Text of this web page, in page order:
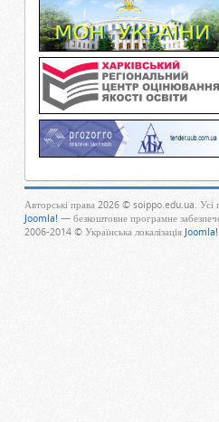
Авторські права 2026 © soippo.edu.ua. Усі
Joomla! — безкоштовне програмне
2006-2014 © Українська локалізація